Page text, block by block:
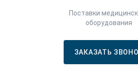
Поставки
оборудования
ЗАКАЗАТЬ